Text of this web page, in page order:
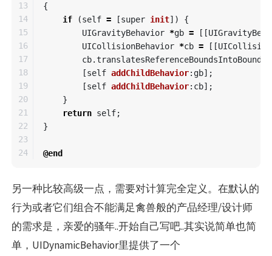
13
14
15
16
17
18
19
20
21
22
23
{
if
(self = [super init])
{
UIGravityBehavior *gb = [[
UICollisionBehavior *cb = [[
cb.
[self addChildBehavior: gb];
[self addChildBehavior: cb];
}
return self;
}
@end
另一种比较高级一点，需要对计算完全定义。在默认的
行为或者它们组合不能满足禽兽般的产品经理/设计师
的需求是，亲爱的骚年..开始自己写吧..其实说简单也简
单，UIDynamicBehavior里提供了一个